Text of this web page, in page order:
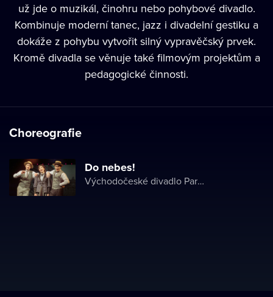
už jde o muzikál, činohru nebo pohybové divadlo.
Kombinuje moderní tanec, jazz i divadelní gestiku a
dokáže z pohybu vytvořit silný vypravěčský prvek.
Kromě divadla se věnuje také filmovým projektům a
pedagogické činnosti.
Choreografie
Do nebes!
Východočeské divadlo Pardubice